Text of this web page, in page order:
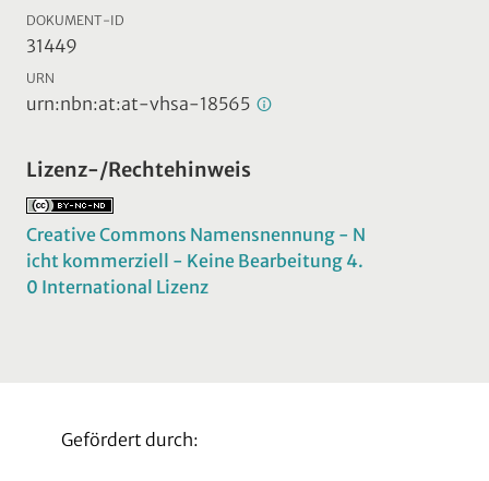
DOKUMENT-ID
31449
URN
urn:nbn:at:at-vhsa-18565
Lizenz-/Rechtehinweis
Creative Commons Namensnennung - N
icht kommerziell - Keine Bearbeitung 4.
0 International Lizenz
Gefördert durch: